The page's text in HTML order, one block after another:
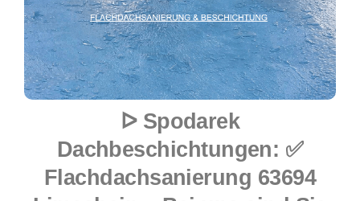
ᐅ Spodarek
Dachbeschichtungen: ✅
Flachdachsanierung 63694